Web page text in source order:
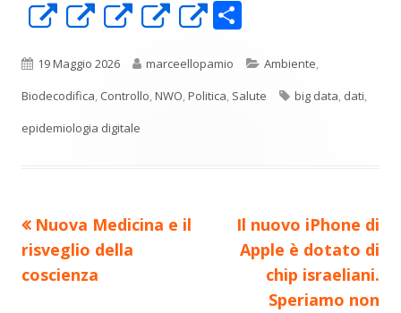
Apre
una
nuova
finestra
Apre
una
nuova
finestra
Apre
una
nuova
finestra
Apre
una
nuova
Apre
una
nuova
n
di
Pubblicato
19 Maggio 2026 Autore
marceellopamio Categorie
Ambiente,
Biodecodifica, Controllo,NWO,Politica, Salute Tag
big data, dati,
epidemiologia digitale
Navigazione
articoli
Precedente
articolo:
Nuova Medicina e il
risveglio della
coscienza
Nuovo
articolo:
Il nuovo iPhone di
Apple è dotato di
chip israeliani.
Speriamo non